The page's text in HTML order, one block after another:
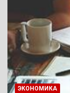
ЭКОНОМИКА